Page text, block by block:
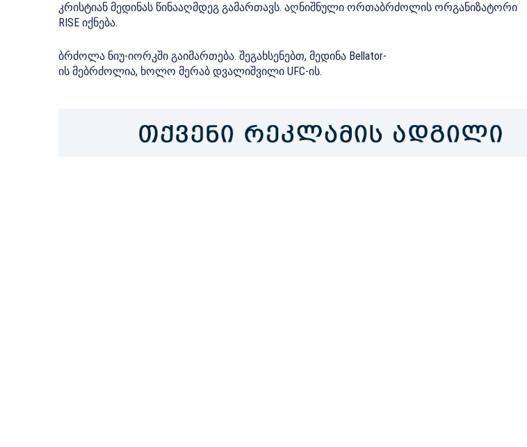
კრისტიან მედინას წინააღმდეგ გამართავს. აღნიშნული ორთაბრძოლის ორგანიზატორი
RISE იქნება.
ბრძოლა ნიუ-იორკში გაიმართება. შეგახსენებთ, მედინა Bellator-
ის მებრძოლია, ხოლო მერაბ დვალიშვილი UFC-ის.